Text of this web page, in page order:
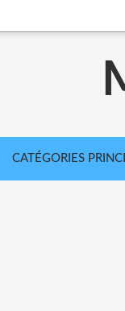
CATÉGORIES